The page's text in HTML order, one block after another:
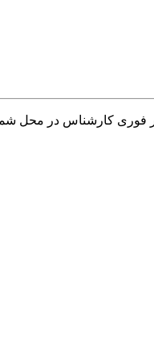
کارشناس در محل شما تا ۳۰